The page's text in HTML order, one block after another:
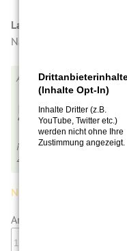
Lagerung/
Nach dem Öffnen kühl
ts0023
5,90€
inkl. MwSt.,zzgl.
4,92
Nur noch wenig auf Lager.
Anzahl:
(Inhalte Opt-In)
Inhalte Dritter (z.B.
YouTube, Twitter etc.)
werden nicht ohne Ihre
Zustimmung angezeigt.